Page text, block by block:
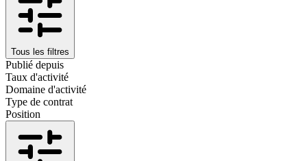
Tous les filtres
Publié depuis
Taux d'activité
Domaine d'activité
Type de contrat
Position